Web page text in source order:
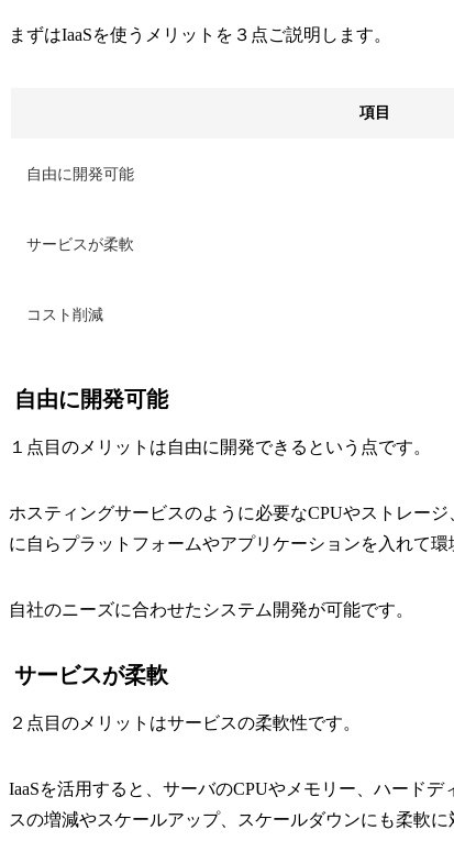
まずはIaaSを使うメリットを３点ご説明します。
項目
自由に開発可能
サービスが柔軟
コスト削減
自由に開発可能
１点目のメリットは自由に開発できるという点です。
ホスティングサービスのように必要なCPUやストレー
に自らプラットフォームやアプリケーションを入れて環
自社のニーズに合わせたシステム開発が可能です。
サービスが柔軟
２点目のメリットはサービスの柔軟性です。
IaaSを活用すると、サーバのCPUやメモリー、ハード
スの増減やスケールアップ、スケールダウンにも柔軟に